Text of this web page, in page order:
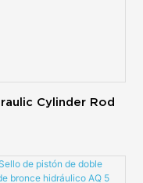
Cylinder Rod